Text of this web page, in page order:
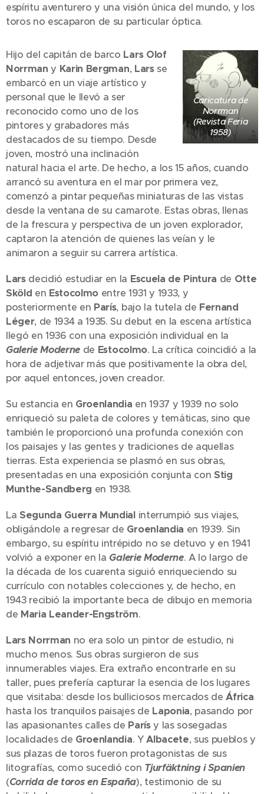
espíritu aventurero y una visión única del mundo, y los
toros no escaparon de su particular óptica.
Caricatura de
Norrman
(Revista Feria
1958)
Hijo del capitán de barco Lars Olof
Norrmany Karin Bergman, Larsse
embarcó en un viaje artístico y
personal que le llevó a ser
reconocido como uno de los
pintores y grabadores más
destacados de su tiempo. Desde
joven, mostró una inclinación
natural hacia el arte. De hecho, a los 15 años, cuando
arrancó su aventura en el mar por primera vez,
comenzó a pintar pequeñas miniaturas de las vistas
desde la ventana de su camarote. Estas obras, llenas
de la frescura y perspectiva de un joven explorador,
captaron la atención de quienes las veían y le
animaron a seguir su carrera artística.
Lars decidió estudiar en la Escuela de Pintura de Otte
Sköld en Estocolmo entre 1931 y 1933, y
posteriormente en París, bajo la tutela de Fernand
Léger, de 1934 a 1935. Su debut en la escena artística
llegó en 1936 con una exposición individual en la
Galerie Moderne de Estocolmo. La crítica coincidió a la
hora de adjetivar más que positivamente la obra del,
por aquel entonces, joven creador.
Su estancia en Groenlandia en 1937 y 1939 no solo
enriqueció su paleta de colores y temáticas, sino que
también le proporcionó una profunda conexión con
los paisajes y las gentes y tradiciones de aquellas
tierras. Esta experiencia se plasmó en sus obras,
presentadas en una exposición conjunta con Stig
Munthe-Sandberg en 1938.
La Segunda Guerra Mundial interrumpió sus viajes,
obligándole a regresar de Groenlandia en 1939. Sin
embargo, su espíritu intrépido no se detuvo y en 1941
volvió a exponer en la Galerie Moderne. A lo largo de
la década de los cuarenta siguió enriqueciendo su
currículo con notables colecciones y, de hecho, en
1943 recibió la importante beca de dibujo en memoria
de Maria Leander-Engström.
Lars Norrman no era solo un pintor de estudio, ni
mucho menos. Sus obras surgieron de sus
innumerables viajes. Era extraño encontrarle en su
taller, pues prefería capturar la esencia de los lugares
que visitaba: desde los bulliciosos mercados deÁfrica
hasta los tranquilos paisajes de Laponia, pasando por
las apasionantes calles de Parísy las sosegadas
localidades de Groenlandia. YAlbacete, sus pueblos y
sus plazas de toros fueron protagonistas de sus
litografías, como sucedió con Tjurfäktning i Spanien
(Corrida de toros en España), testimonio de su